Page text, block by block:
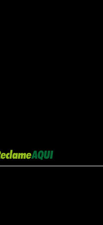
mil reais
mil reais